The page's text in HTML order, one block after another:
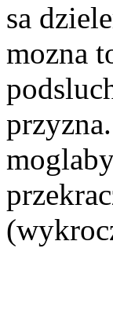
sa
mozna